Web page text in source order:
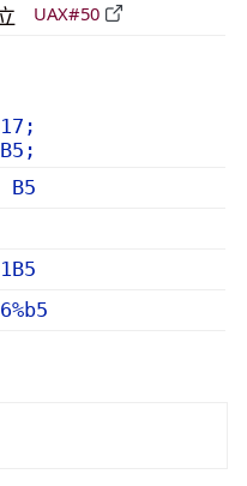
UAX#50
B5